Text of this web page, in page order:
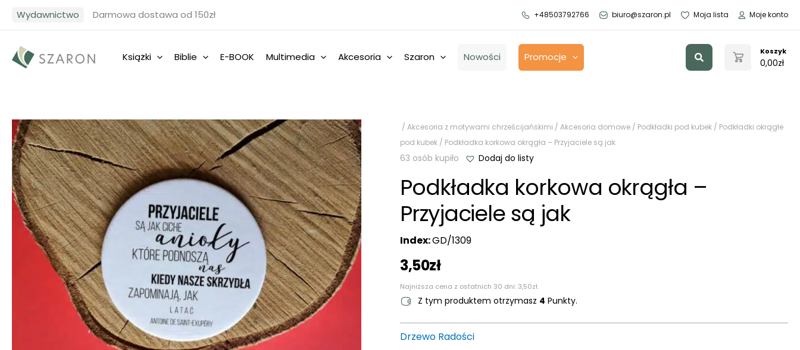
Wydawnictwo Darmowa dostawa od 150zł +48503792766 biuro@szaron.pl Moja lista Moje konto
Książki Biblie E-BOOK Multimedia Akcesoria Szaron Nowości Promocje Szukaj Koszyk
0,00zł
/ Akcesoria z motywami chrześcijańskimi / Akcesoria domowe / Podkładki pod kubek / Podkładki okrągłe
pod kubek / Podkładka korkowa okrągła – Przyjaciele są jak
63 osób kupiło Dodaj do listy
Podkładka korkowa okrągła –
Przyjaciele są jak
Index:GD/1309
3,50zł
Najniższa cena z ostatnich 30 dni: 3,50zł.
Z tym produktem otrzymasz 4 Punkty.
Drzewo Radości